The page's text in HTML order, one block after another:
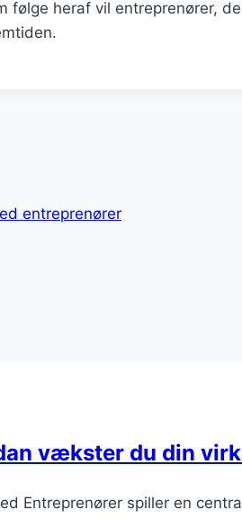
følge heraf vil entreprenører,
entreprenører
vækster du din
Entreprenører spiller en